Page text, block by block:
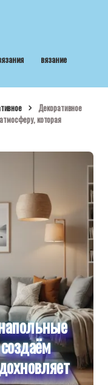
вязание
Декоративное
которая